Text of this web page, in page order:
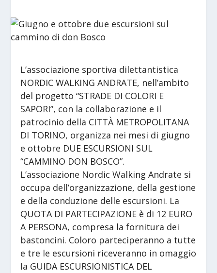
L’associazione sportiva dilettantistica
NORDIC WALKING ANDRATE, nell’ambito
del progetto “STRADE DI COLORI E
SAPORI”, con la collaborazione e il
patrocinio della CITTÀ METROPOLITANA
DI TORINO, organizza nei mesi di giugno
e ottobre DUE ESCURSIONI SUL
“CAMMINO DON BOSCO”.
L’associazione Nordic Walking Andrate si
occupa dell’organizzazione, della gestione
e della conduzione delle escursioni. La
QUOTA DI PARTECIPAZIONE è di 12 EURO
A PERSONA, compresa la fornitura dei
bastoncini. Coloro parteciperanno a tutte
e tre le escursioni riceveranno in omaggio
la GUIDA ESCURSIONISTICA DEL